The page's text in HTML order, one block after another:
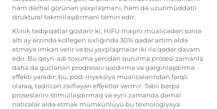
həm dərhal görünən yaxşılaşmanı, həm də uzunmüddətli
struktural təkmilləşdirməni təmin edir.
Klinik tədqiqatlar göstərir ki, HIFU maşını müalicədən sonra
altı ay ərzində kollegen sıxlığında 30% qədər artım əldə
etməyə imkan verir və bu yaxşılaşmalar iki ilə qədər davam
edir. Bu qeyri-adi toxuma yenidən qurulma prosesi zamanla
daha da güclənən proqressiv qaldırma və gərginləşdirmə
effekti yaradır; bu, post-inyeksiya müalicələrindən fərqli
olaraq, tədricən zəifləyən effektlər vermir. Təbii bərpa
proseslərini stimullaşdırmaq və eyni zamanda dərhal
nəticələr əldə etmək mümkünlüyü bu texnologiyaya